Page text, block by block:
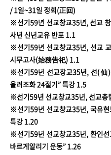
/ 1일~31일 정회(正回)
※선기59년 선교창교35년, 선교
사년 신년교유 반포 1.1
※선기59년 선교창교35년, 선교
시무고사(始務告祀) 1.1
※선기59년 선교창교35년, 선(仙)
율려조화 24절기” 특강 1.5
※선기59년 선교창교35년, 선교총
※선기59년 선교창교35년, 국유현
특강 1.20
※선기59년 선교창교35년, 환인
바르게알리기 운동” 1.26​